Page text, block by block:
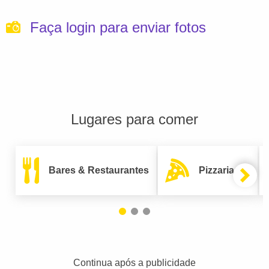
Faça login para enviar fotos
Lugares para comer
Bares & Restaurantes Pizzarias
Continua após a publicidade